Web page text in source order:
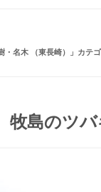
・名木 （東長崎） 」カテ
）牧島の